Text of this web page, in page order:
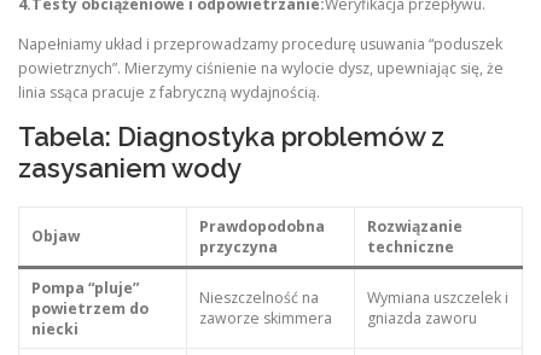
4.Testy obciążeniowe i odpowietrzanie:Weryfikacja przepływu.
Napełniamy układ i przeprowadzamy procedurę usuwania “poduszek
powietrznych”. Mierzymy ciśnienie na wylocie dysz, upewniając się, że
linia ssąca pracuje z fabryczną wydajnością.
Tabela: Diagnostyka problemów z
zasysaniem wody
Objaw
Prawdopodobna
przyczyna
Rozwiązanie
techniczne
Pompa “pluje”
powietrzem do
niecki
Nieszczelność na
zaworze skimmera
Wymiana uszczelek i
gniazda zaworu